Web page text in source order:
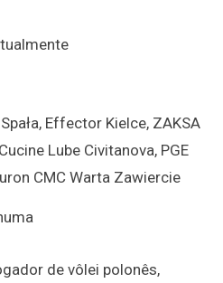
Effector Kielce, ZAKSA
Lube Civitanova, PGE
CMC Warta Zawiercie
de vôlei polonês,